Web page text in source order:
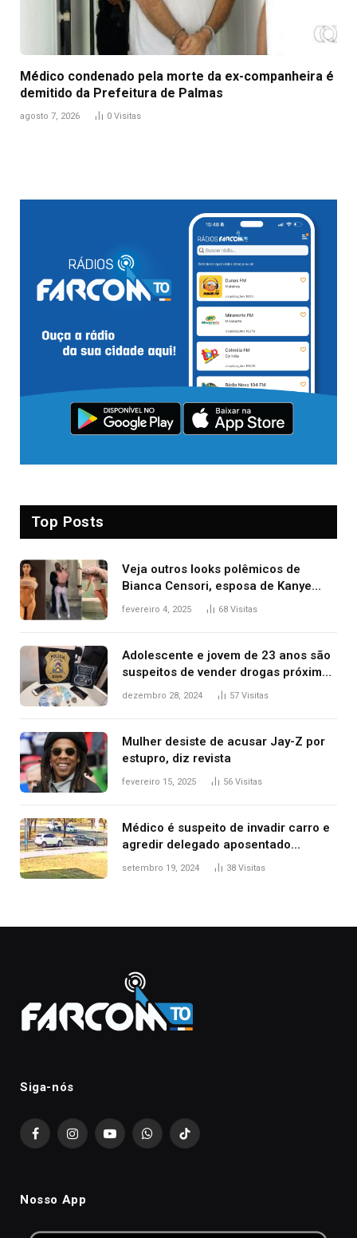
Médico condenado pela morte da ex-companheira é
demitido da Prefeitura de Palmas
agosto 7, 2026 0 Visitas
Top Posts
Veja outros looks polêmicos de
Bianca Censori, esposa de Kanye
West que apareceu nua no Grammy
fevereiro 4, 2025 68 Visitas
Adolescente e jovem de 23 anos são
suspeitos de vender drogas próximo
de delegacia e escola, diz polícia
dezembro 28, 2024 57 Visitas
Mulher desiste de acusar Jay-Z por
estupro, diz revista
fevereiro 15, 2025 56 Visitas
Médico é suspeito de invadir carro e
agredir delegado aposentado
durante confusão no trânsito
setembro 19, 2024 38 Visitas
Siga-nós
FacebookInstagramYouTubeWhatsAppTikTok
Nosso App